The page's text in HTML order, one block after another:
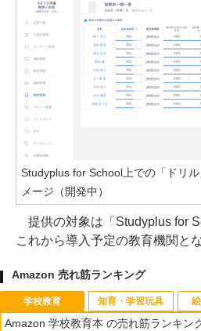
Studyplus for School上での「ドリ
メージ（開発中）
提供の対象は「Studyplus for
これから導入予定の教育機関と
Amazon 売れ筋ランキング
学校教育
Amazon 学校教育本 の売れ筋ランキン
知育・学習玩具